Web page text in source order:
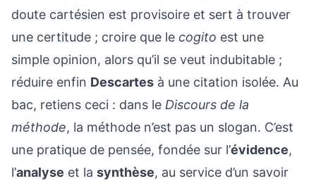
doute cartésien est provisoire et sert à trouver
une certitude ; croire que le cogito est une
simple opinion, alors qu’il se veut indubitable ;
réduire enfin Descartes à une citation isolée. Au
bac, retiens ceci : dans le Discours de la
méthode, la méthode n’est pas un slogan. C’est
une pratique de pensée, fondée sur l’évidence,
l’analyse et la synthèse, au service d’un savoir